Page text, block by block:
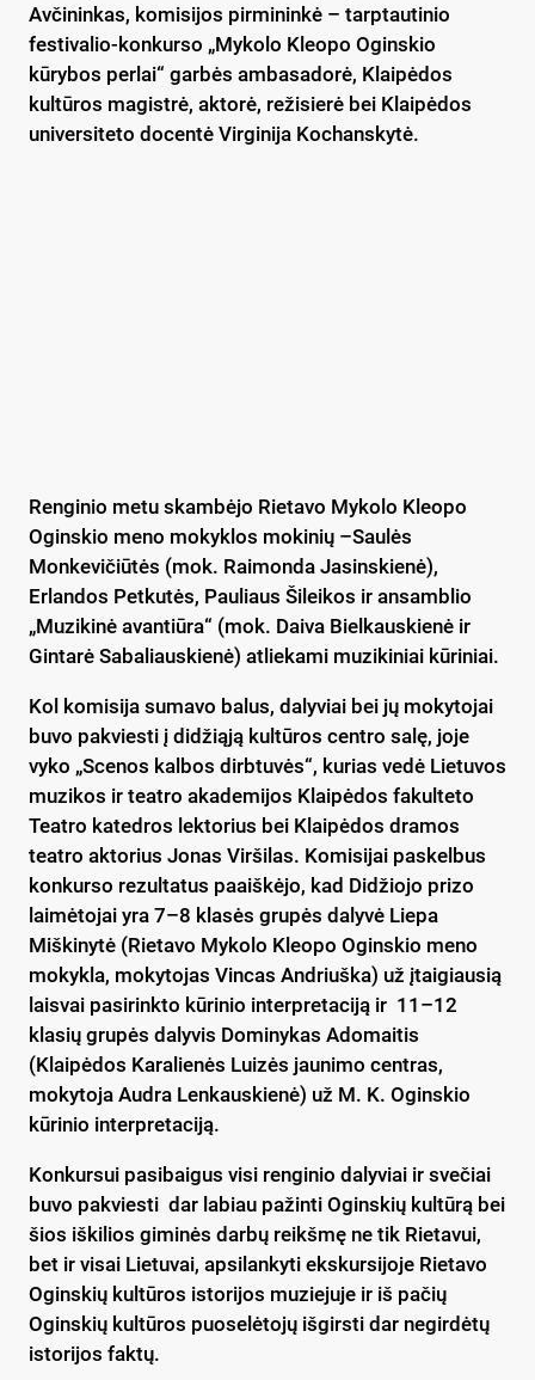
Avčininkas, komisijos pirmininkė – tarptautinio
festivalio-konkurso „Mykolo Kleopo Oginskio
kūrybos perlai“ garbės ambasadorė, Klaipėdos
kultūros magistrė, aktorė, režisierė bei Klaipėdos
universiteto docentė Virginija Kochanskytė.
Renginio metu skambėjo Rietavo Mykolo Kleopo
Oginskio meno mokyklos mokinių –Saulės
Monkevičiūtės (mok. Raimonda Jasinskienė),
Erlandos Petkutės, Pauliaus Šileikos ir ansamblio
„Muzikinė avantiūra“ (mok. Daiva Bielkauskienė ir
Gintarė Sabaliauskienė) atliekami muzikiniai kūriniai.
Kol komisija sumavo balus, dalyviai bei jų mokytojai
buvo pakviesti į didžiąją kultūros centro salę, joje
vyko „Scenos kalbos dirbtuvės“, kurias vedė Lietuvos
muzikos ir teatro akademijos Klaipėdos fakulteto
Teatro katedros lektorius bei Klaipėdos dramos
teatro aktorius Jonas Viršilas. Komisijai paskelbus
konkurso rezultatus paaiškėjo, kad Didžiojo prizo
laimėtojai yra 7–8 klasės grupės dalyvė Liepa
Miškinytė (Rietavo Mykolo Kleopo Oginskio meno
mokykla, mokytojas Vincas Andriuška) už įtaigiausią
laisvai pasirinkto kūrinio interpretaciją ir 11–12
klasių grupės dalyvis Dominykas Adomaitis
(Klaipėdos Karalienės Luizės jaunimo centras,
mokytoja Audra Lenkauskienė) už M. K. Oginskio
kūrinio interpretaciją.
Konkursui pasibaigus visi renginio dalyviai ir svečiai
buvo pakviesti dar labiau pažinti Oginskių kultūrą bei
šios iškilios giminės darbų reikšmę ne tik Rietavui,
bet ir visai Lietuvai, apsilankyti ekskursijoje Rietavo
Oginskių kultūros istorijos muziejuje ir iš pačių
Oginskių kultūros puoselėtojų išgirsti dar negirdėtų
istorijos faktų.